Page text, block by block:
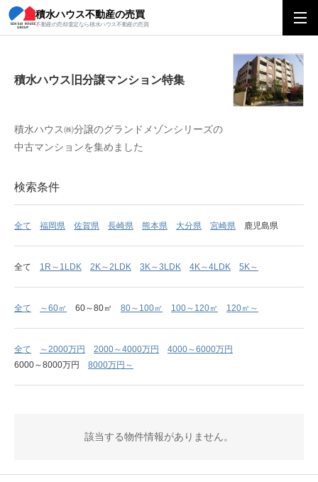
積水ハウス不動産の売買
不動産の売却査定なら積水ハウス不動産の売買
積水ハウス旧分譲マンション特集
積水ハウス旧分譲マンション特集
積水ハウス㈱分譲のグランドメゾンシリーズの
中古マンションを集めました
検索条件
全て 福岡県 佐賀県 長崎県 熊本県 大分県 宮崎県 鹿児島県
全て 1R～1LDK 2K～2LDK 3K～3LDK 4K～4LDK 5K～
全て ～60㎡ 60～80㎡ 80～100㎡ 100～120㎡ 120㎡～
全て ～2000万円 2000～4000万円
4000～6000万円
6000～8000万円
8000万円～
該当する物件情報がありません。